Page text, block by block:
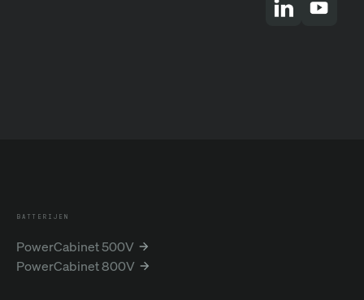
BATTERIJEN
PowerCabinet 500V
PowerCabinet 800V